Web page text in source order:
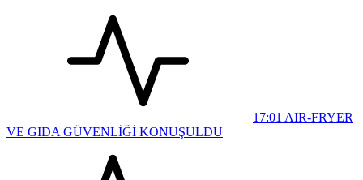
17:01 AIR-FRYER
VE GIDA GÜVENLİĞİ KONUŞULDU